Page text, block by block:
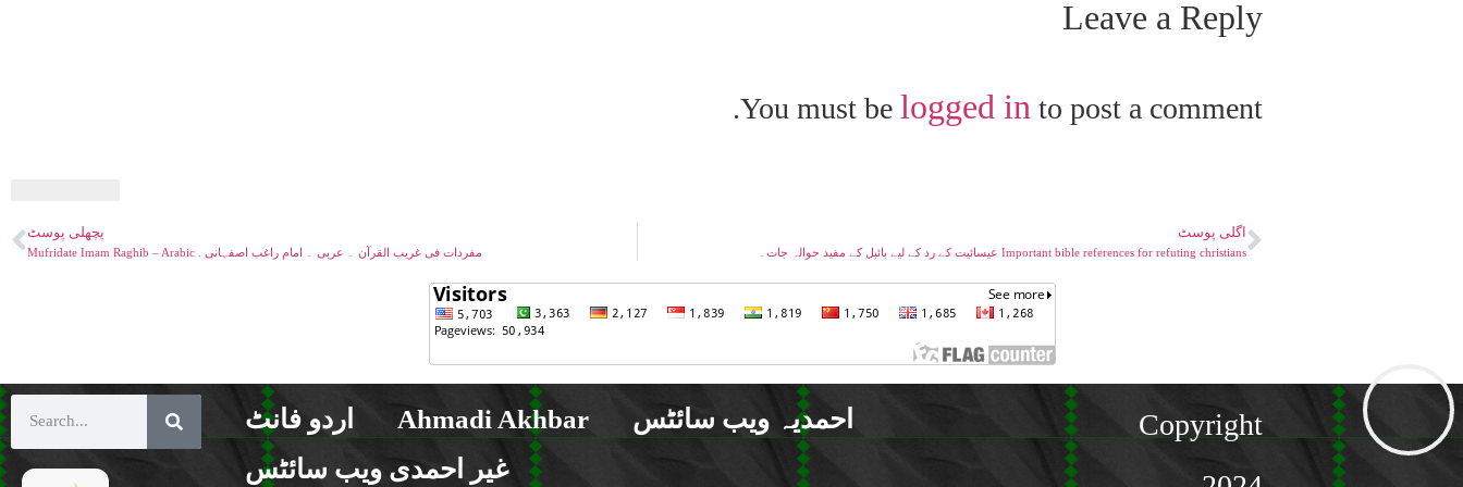
Leave a Reply
You must be logged in to post a comment.
پچھلی پوسٹ
Mufridate Imam Raghib – Arabic . مفردات فی غریب القرآن ۔ عربی ۔ امام راغب اصفہانی
اگلی پوسٹ
عیسائیت کے رد کے لیے بائبل کے مفید حوالہ جات۔ Important bible references for refuting christians
احمدیہ ویب سائٹس Ahmadi Akhbar
اردو فانٹ
غیر احمدی ویب سائٹس
Copyright